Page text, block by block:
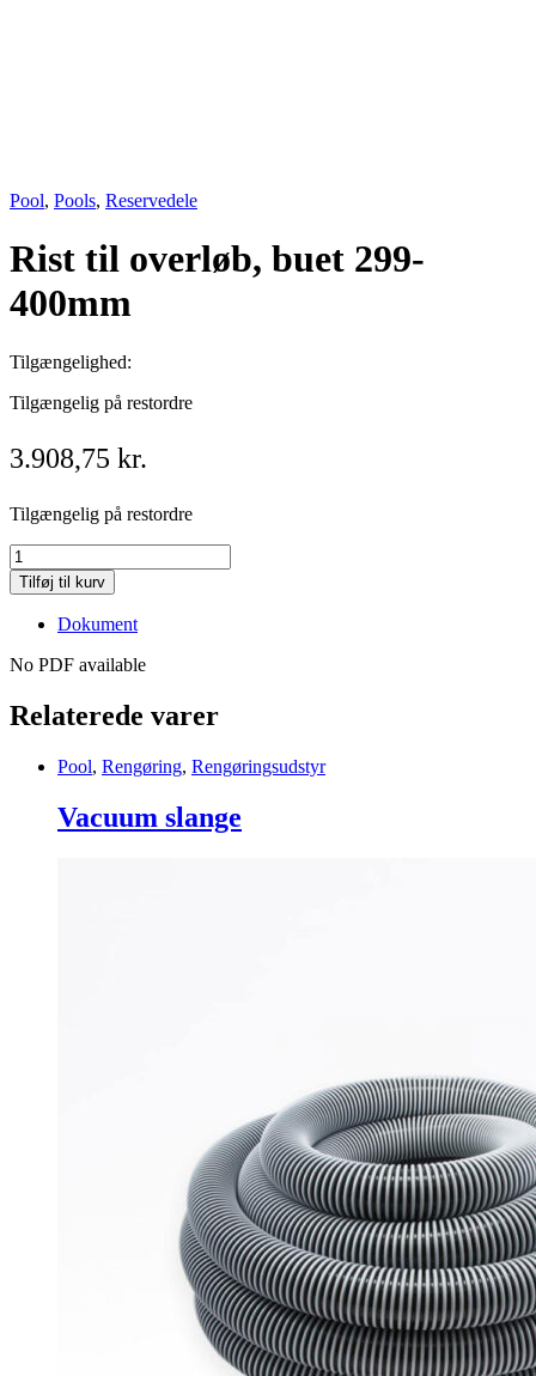
Pool, Pools, Reservedele
Rist til overløb, buet 299-
400mm
Tilgængelighed:
Tilgængelig på restordre
3.908,75 kr.
Tilgængelig på restordre
Rist
til
overløb,
buet
400mm
Tilføj til kurv
Dokument
No PDF available
Relaterede varer
Pool, Rengøring, Rengøringsudstyr
Vacuum slange